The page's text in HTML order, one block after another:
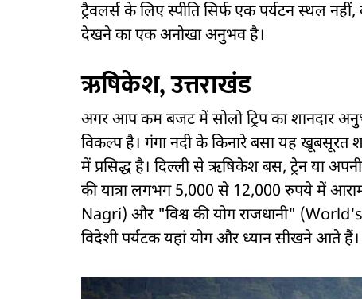
ट्रैवलर्स के लिए स्पीति सिर्फ एक पर्यटन स्थल
देखने का एक अनोखा अनुभव है।
ऋषिकेश, उत्तराखंड
अगर आप कम बजट में सोलो ट्रिप का शानदार
विकल्प है। गंगा नदी के किनारे बसा यह खूबसूरत
में प्रसिद्ध है। दिल्ली से ऋषिकेश बस, ट्रेन या
की यात्रा लगभग 5,000 से 12,000 रुपये में
Nagri) और "विश्व की योग राजधानी"
विदेशी पर्यटक यहां योग और ध्यान सीखने आते हैं।